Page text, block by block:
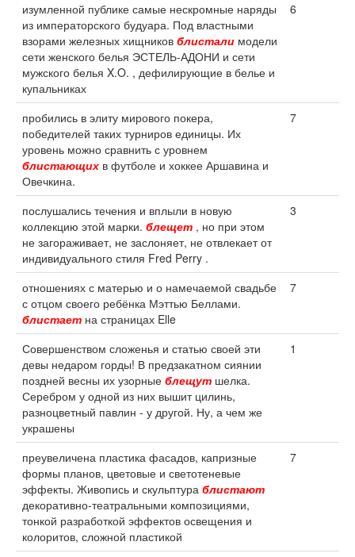
изумленной публике самые нескромные наряды
из императорского будуара. Под властными
взорами железных хищников блистали модели
сети женского белья ЭСТЕЛЬ-АДОНИ и сети
мужского белья X.O. , дефилирующие в белье и
купальниках
6
пробились в элиту мирового покера,
победителей таких турниров единицы. Их
уровень можно сравнить с уровнем
блистающих в футболе и хоккее Аршавина и
Овечкина.
7
послушались течения и вплыли в новую
коллекцию этой марки. блещет , но при этом
не загораживает, не заслоняет, не отвлекает от
индивидуального стиля Fred Perry .
3
отношениях с матерью и о намечаемой свадьбе
с отцом своего ребёнка Мэттью Беллами.
блистает на страницах Elle
7
Совершенством сложенья и статью своей эти
девы недаром горды! В предзакатном сиянии
поздней весны их узорные блещут шелка.
Серебром у одной из них вышит цилинь,
разноцветный павлин - у другой. Ну, а чем же
украшены
1
преувеличена пластика фасадов, капризные
формы планов, цветовые и светотеневые
эффекты. Живопись и скульптура блистают
декоративно-театральными композициями,
тонкой разработкой эффектов освещения и
колоритов, сложной пластикой
7